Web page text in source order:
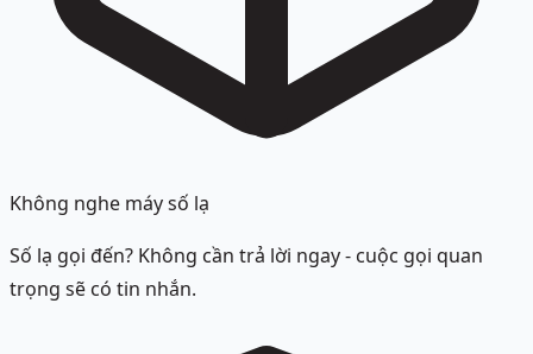
Không nghe máy số lạ
Số lạ gọi đến? Không cần trả lời ngay - cuộc gọi quan
trọng sẽ có tin nhắn.